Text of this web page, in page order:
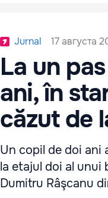
Jurnal 17 августа
La un
ani, în
căzut de
Un copil de doi ani
la etajul doi al unui
Dumitru Râşcanu